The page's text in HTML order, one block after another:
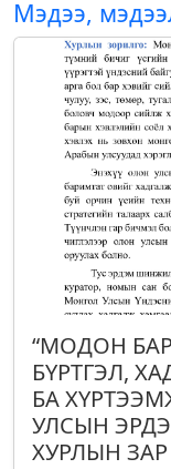
Мэдээ,
“МОДОН
БҮРТГЭЛ,
БА
УЛСЫН
ХУРЛЫН ЗАР